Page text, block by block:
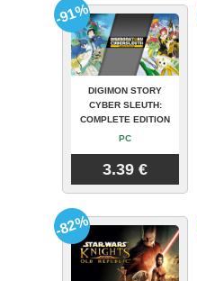
DIGIMON STORY
CYBER SLEUTH:
COMPLETE EDITION
PC
3.39 €
-91%
-82%